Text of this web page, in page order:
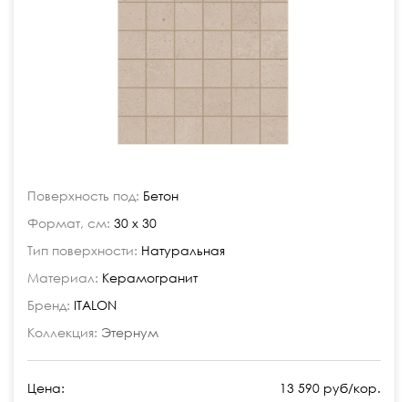
Поверхность под: Бетон
Формат, см: 30 x 30
Тип поверхности: Натуральная
Материал: Керамогранит
Бренд: ITALON
Коллекция: Этернум
Цена:
13 590 руб/кор.